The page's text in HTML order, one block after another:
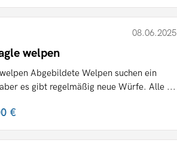
08.06.2025
welpen
Abgebildete Welpen suchen ein
es gibt regelmäßig neue Würfe. Alle ...
€